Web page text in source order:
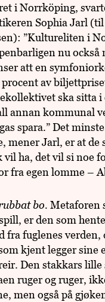
i Norr­kö­ping,
Sophia Jarl (til
”Kul­tur­eli­ten i
nu
att en
av
ska sitta i
annan kom­mu­nal
spara.” Det
mener Jarl, er at de
vil ha, det vil si noe
fra egen lomme –
bo. Meta­fo­ren
er den som
fra fug­le­nes verden,
kjent legger sine
Den stak­kars
ruger og ruger,
men også på